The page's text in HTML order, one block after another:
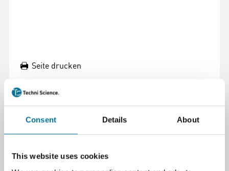
Consent Details About
This website uses cookies
Seite drucken
Beschreibung
Steißbein geöffneten Nacken- und Rückenpartie
ausgestattet. Wirbel, Bandscheiben, Rückenmark,
detailliert herausgearbeitet.